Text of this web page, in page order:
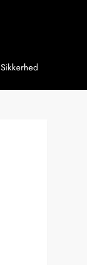
Sikkerhed